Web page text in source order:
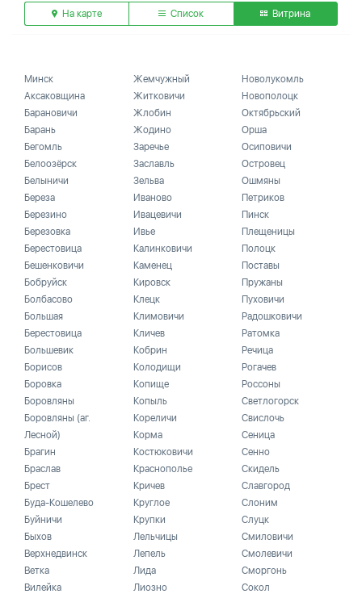
На карте Список Витрина
Минск
Аксаковщина
Барановичи
Барань
Бегомль
Белоозёрск
Белыничи
Береза
Березино
Березовка
Берестовица
Бешенковичи
Бобруйск
Болбасово
Большая
Берестовица
Большевик
Борисов
Боровка
Боровляны
Боровляны (аг.
Лесной)
Брагин
Браслав
Брест
Буда-Кошелево
Буйничи
Быхов
Верхнедвинск
Ветка
Вилейка
Жемчужный
Житковичи
Жлобин
Жодино
Заречье
Заславль
Зельва
Иваново
Ивацевичи
Ивье
Калинковичи
Каменец
Кировск
Клецк
Климовичи
Кличев
Кобрин
Колодищи
Копище
Копыль
Кореличи
Корма
Костюковичи
Краснополье
Кричев
Круглое
Крупки
Лельчицы
Лепель
Лида
Лиозно
Новолукомль
Новополоцк
Октябрьский
Орша
Осиповичи
Островец
Ошмяны
Петриков
Пинск
Плещеницы
Полоцк
Поставы
Пружаны
Пуховичи
Радошковичи
Ратомка
Речица
Рогачев
Россоны
Светлогорск
Свислочь
Сеница
Сенно
Скидель
Славгород
Слоним
Слуцк
Смиловичи
Смолевичи
Сморгонь
Сокол